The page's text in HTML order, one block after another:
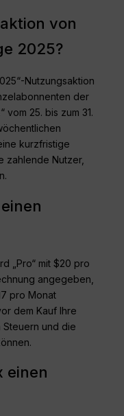
von
2025?
Nutzungsaktion
der
vom 25. bis zum 31.
kurzfristige
zahlende Nutzer,
„Pro“ mit $20 pro
angegeben,
pro Monat
dem Kauf Ihre
Steuern und die
einen